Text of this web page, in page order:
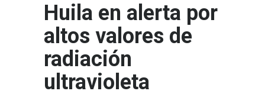
Huila en alerta por
altos valores de
radiación
ultravioleta